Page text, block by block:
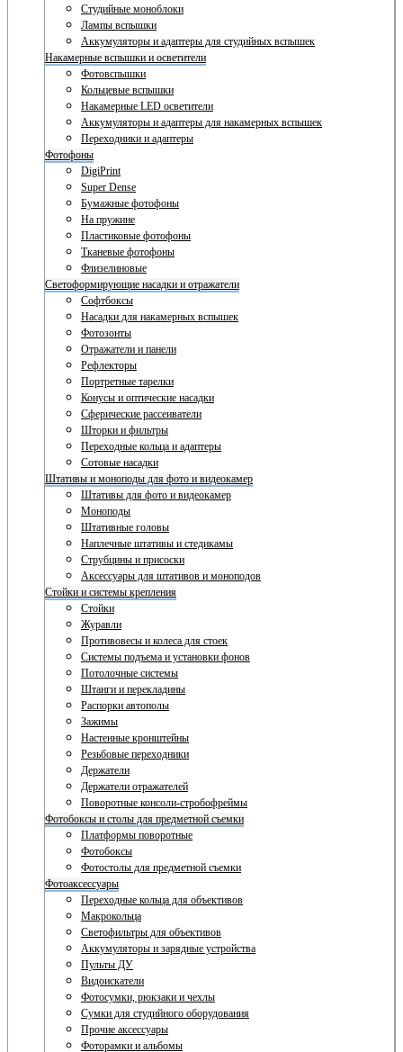
Студийные моноблоки
Лампы вспышки
Аккумуляторы и адаптеры для студийных вспышек
Накамерные вспышки и осветители
Фотовспышки
Кольцевые вспышки
Накамерные LED осветители
Аккумуляторы и адаптеры для накамерных вспышек
Переходники и адаптеры
Фотофоны
DigiPrint
Super Dense
Бумажные фотофоны
На пружине
Пластиковые фотофоны
Тканевые фотофоны
Флизелиновые
Светоформирующие насадки и отражатели
Софтбоксы
Насадки для накамерных вспышек
Фотозонты
Отражатели и панели
Рефлекторы
Портретные тарелки
Конусы и оптические насадки
Сферические рассеиватели
Шторки и фильтры
Переходные кольца и адаптеры
Сотовые насадки
Штативы и моноподы для фото и видеокамер
Штативы для фото и видеокамер
Моноподы
Штативные головы
Наплечные штативы и стедикамы
Струбцины и присоски
Аксессуары для штативов и моноподов
Стойки и системы крепления
Стойки
Журавли
Противовесы и колеса для стоек
Системы подъема и установки фонов
Потолочные системы
Штанги и перекладины
Распорки автополы
Зажимы
Настенные кронштейны
Резьбовые переходники
Держатели
Держатели отражателей
Поворотные консоли-стробофреймы
Фотобоксы и столы для предметной съемки
Платформы поворотные
Фотобоксы
Фотостолы для предметной съемки
Фотоаксессуары
Переходные кольца для объективов
Макрокольца
Светофильтры для объективов
Аккумуляторы и зарядные устройства
Пульты ДУ
Видоискатели
Фотосумки, рюкзаки и чехлы
Сумки для студийного оборудования
Прочие аксессуары
Фоторамки и альбомы